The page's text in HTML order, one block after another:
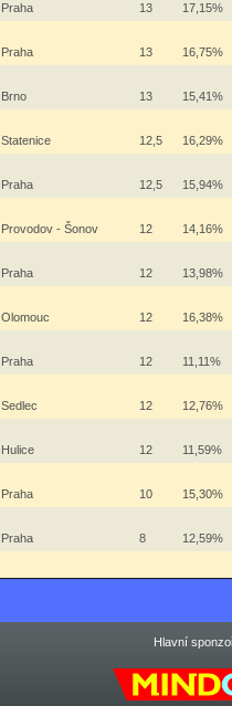
Praha 13 17,15%
Praha 13 16,75%
Brno 13 15,41%
Statenice 12,5 16,29%
Praha 12,5 15,94%
Provodov - Šonov 12 14,16%
Praha 12 13,98%
Olomouc 12 16,38%
Praha 12 11,11%
Sedlec 12 12,76%
Hulice 12 11,59%
Praha 10 15,30%
Praha 8 12,59%
Hlavní